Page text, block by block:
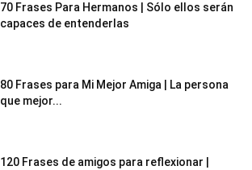
70 Frases Para Hermanos | Sólo ellos serán
capaces de entenderlas
80 Frases para Mi Mejor Amiga | La persona
que mejor...
120 Frases de amigos para reflexionar |